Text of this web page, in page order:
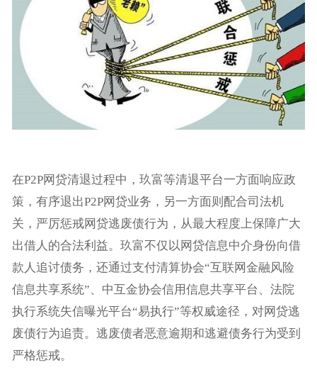
在P2P网贷清退过程中，玖富等清退平台一方面响应政
策，有序退出P2P网贷业务，另一方面则配合司法机
关，严厉惩戒网贷逃废债行为，从最大程度上保障广大
出借人的合法利益。玖富不仅以网贷信息中介身份向借
款人追讨债务，还通过支付清算协会“互联网金融风险
信息共享系统”、中互金协会信用信息共享平台、法院
执行系统失信曝光平台“易执行”等权威途径，对网贷逃
废债行为追责。逃废债者恶意逾期和逃避债务行为受到
严格惩戒。